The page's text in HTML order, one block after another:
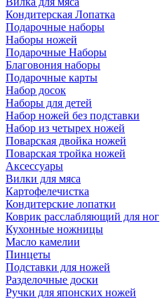
Кондитерская Лопатка
Подарочные наборы
Наборы ножей
Подарочные Наборы
Благовония наборы
Подарочные карты
Набор досок
Наборы для детей
Набор ножей без подставки
Набор из четырех ножей
Поварская двойка ножей
Поварская тройка ножей
Аксессуары
Вилки для мяса
Картофелечистка
Кондитерские лопатки
Коврик расслабляющий для ног
Кухонные ножницы
Масло камелии
Пинцеты
Подставки для ножей
Разделочные доски
Ручки для японских ножей